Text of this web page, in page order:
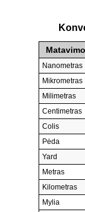
Nanometras
Mikrometras
Milimetras
Centimetras
Colis
Pėda
Yard
Metras
Kilometras
Mylia